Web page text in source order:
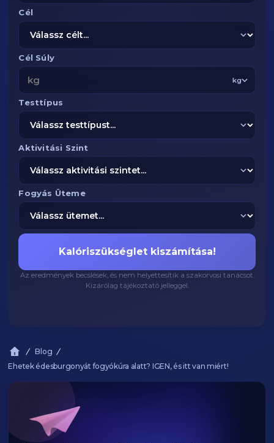
Cél
Cél Súly
kg
Testtípus
Aktivitási Szint
Fogyás Üteme
Kalóriszükséglet kiszámítása!
Az eredmények becslések, és nem helyettesítik a szakorvosi tanácsot.
Kizárólag tájékoztató jelleggel.
Blog
Ehetek édesburgonyát fogyókúra alatt? IGEN, és itt van miért!